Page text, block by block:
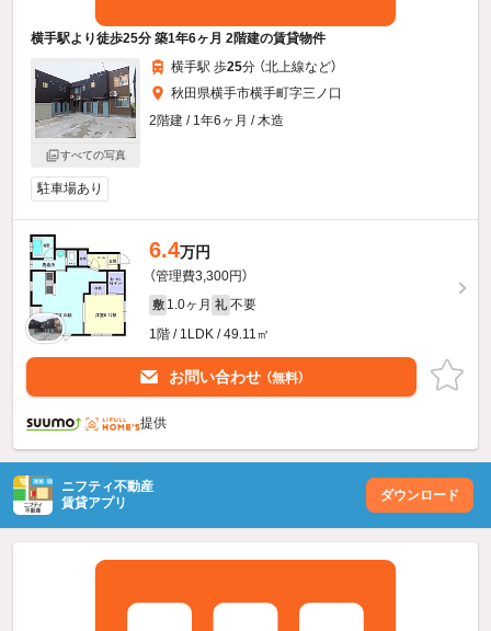
横手駅より徒歩25分 築1年6ヶ月 2階建の賃貸物件
すべての写真
横手駅 歩25分 （北上線など）
秋田県横手市横手町字三ノ口
2階建 / 1年6ヶ月 / 木造
駐車場あり
6.4万円
（管理費3,300円）
敷 1.0ヶ月 礼 不要
1階 / 1LDK / 49.11㎡
お問い合わせ （無料）
提供
ニフティ不動産
賃貸アプリ
ダウンロード